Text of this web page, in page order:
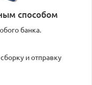
способом
банка.
и отправку